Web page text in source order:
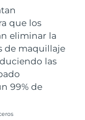
que los
eliminar la
de maquillaje
las
99% de
prevista
prevista
prevista8/17/26
prevista